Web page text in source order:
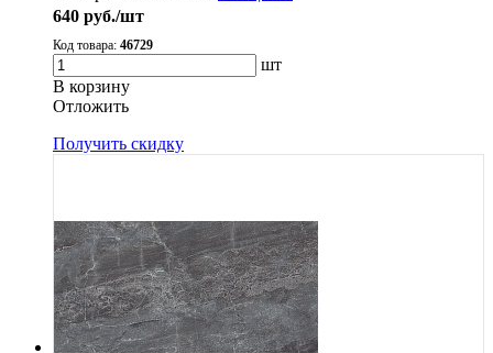
640 руб./шт
Код товара: 46729
шт
В корзину
Oтложить
Получить скидку